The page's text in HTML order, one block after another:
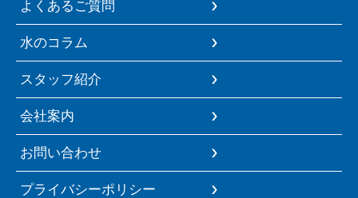
よくあるご質問
水のコラム
スタッフ紹介
会社案内
お問い合わせ
プライバシーポリシー